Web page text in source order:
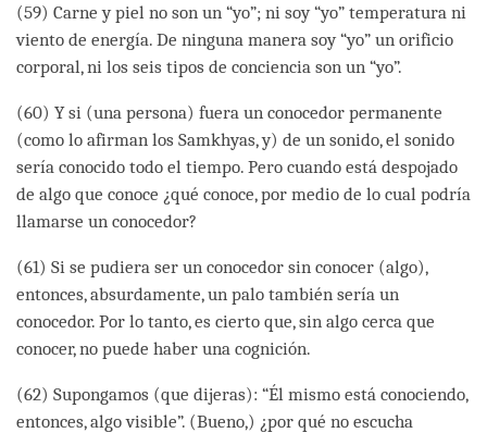
(59) Carne y piel no son un “yo”; ni soy “yo” temperatura ni
viento de energía. De ninguna manera soy “yo” un orificio
corporal, ni los seis tipos de conciencia son un “yo”.
(60) Y si (una persona) fuera un conocedor permanente
(como lo afirman los Samkhyas, y) de un sonido, el sonido
sería conocido todo el tiempo. Pero cuando está despojado
de algo que conoce ¿qué conoce, por medio de lo cual podría
llamarse un conocedor?
(61) Si se pudiera ser un conocedor sin conocer (algo),
entonces, absurdamente, un palo también sería un
conocedor. Por lo tanto, es cierto que, sin algo cerca que
conocer, no puede haber una cognición.
(62) Supongamos (que dijeras): “Él mismo está conociendo,
entonces, algo visible”. (Bueno,) ¿por qué no escucha